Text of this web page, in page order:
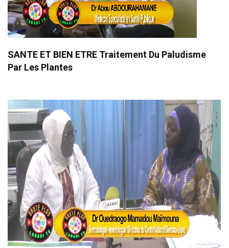
SANTE ET BIEN ETRE Traitement Du Paludisme
Par Les Plantes